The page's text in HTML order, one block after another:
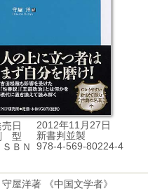
日
2012年11月27日
型
新書判並製
ＳＢＮ
978-4-569-80224-4
守屋洋著 《中国文学者》